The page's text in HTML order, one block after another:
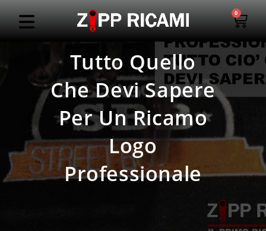
0
Tutto Quello
Che Devi Sapere
Per Un Ricamo
Logo
Professionale